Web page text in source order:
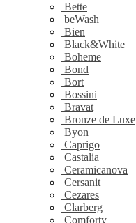
Bette
beWash
Bien
Black&White
Boheme
Bond
Bort
Bossini
Bravat
Bronze de Luxe
Byon
Caprigo
Castalia
Ceramicanova
Cersanit
Cezares
Clarberg
Comforty